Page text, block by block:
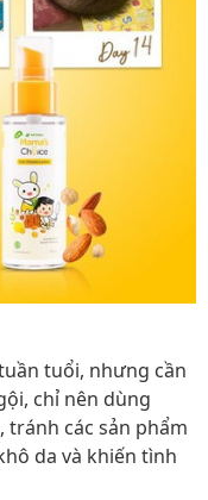
tuổi, nhưng cần
chỉ nên dùng
tránh các sản phẩm
da và khiến tình